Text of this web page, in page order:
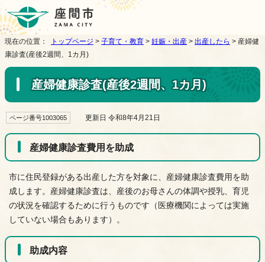
現在の位置： トップページ > 子育て・教育 > 妊娠・出産 > 出産したら > 産婦健
康診査(産後2週間、1カ月)
産婦健康診査(産後2週間、1カ月)
ページ番号1003065 更新日 令和8年4月21日
産婦健康診査費用を助成
市に住民登録がある出産した方を対象に、産婦健康診査費用を助
成します。産婦健康診査は、産後のお母さんの体調や授乳、育児
の状況を確認するために行うものです（医療機関によっては実施
していない場合もあります）。
助成内容